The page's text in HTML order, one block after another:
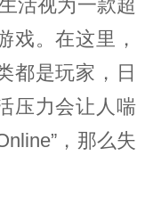
活视为一款超
戏。在这里，
都是玩家，日
压力会让人喘
，那么失